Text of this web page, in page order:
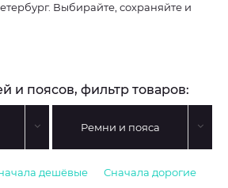
Выбирайте, сохраняйте и
и поясов, фильтр товаров:
Ремни и пояса
дешёвые Сначала дорогие